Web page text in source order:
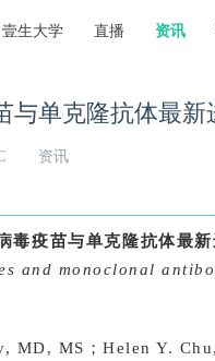
壹生大学 直播 资讯
与单克隆抗体最新
资讯
毒疫苗与单克隆抗体最新
and monoclonal
MD, MS；Helen Y.